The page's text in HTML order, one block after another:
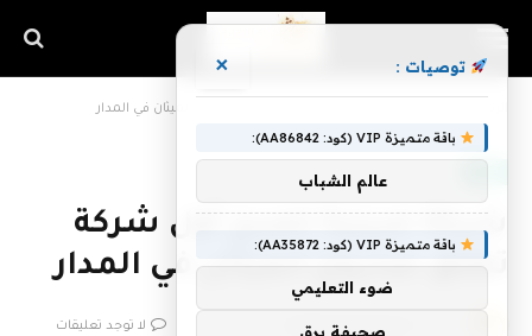
شركة صينية تصبح أول شركة تطلق صاروخ الميثان في المدار
شركة صينية تصبح أول شركة
تطلق صاروخ الميثان في المدار
فريق اشراق التقنية لا توجد تعليقات
توصيات : ×
باقة متميزة VIP (كود: AA86842):
عالم الشباب
باقة متميزة VIP (كود: AA35872):
ضوء التعليمي
صحيفة برق